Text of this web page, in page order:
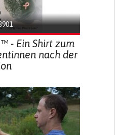
- Ein Shirt zum
nach der